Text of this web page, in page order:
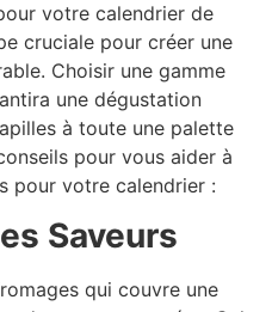
votre calendrier de
cruciale pour créer une
Choisir une gamme
une dégustation
à toute une palette
pour vous aider à
pour votre calendrier :
Saveurs
qui couvre une